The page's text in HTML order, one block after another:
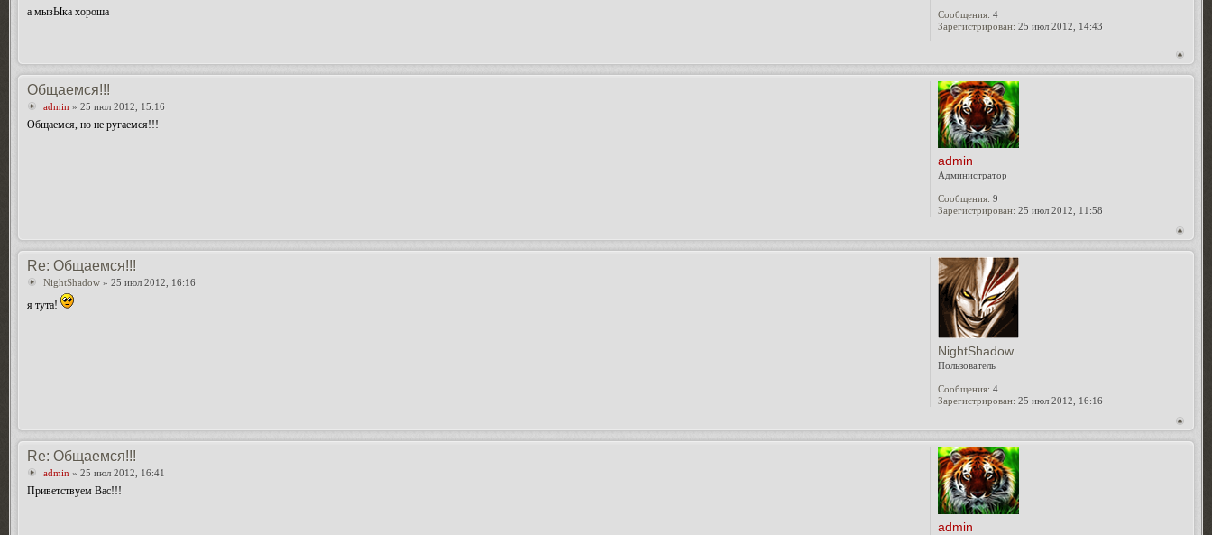
а мызЫка хороша Сообщения: 4
Зарегистрирован: 25 июл 2012, 14:43
Общаемся!!!
admin » 25 июл 2012, 15:16
Общаемся, но не ругаемся!!!
admin
Администратор
Сообщения: 9
Зарегистрирован: 25 июл 2012, 11:58
Re: Общаемся!!!
NightShadow » 25 июл 2012, 16:16
я тута!
NightShadow
Пользователь
Сообщения: 4
Зарегистрирован: 25 июл 2012, 16:16
Re: Общаемся!!!
admin » 25 июл 2012, 16:41
Приветствуем Вас!!!
admin